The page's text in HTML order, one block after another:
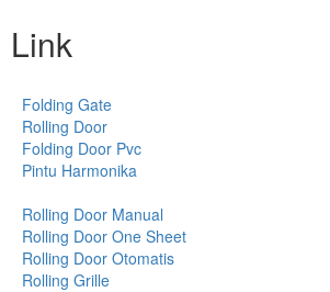
Link
Folding Gate
Rolling Door
Folding Door Pvc
Pintu Harmonika
Rolling Door Manual
Rolling Door One Sheet
Rolling Door Otomatis
Rolling Grille